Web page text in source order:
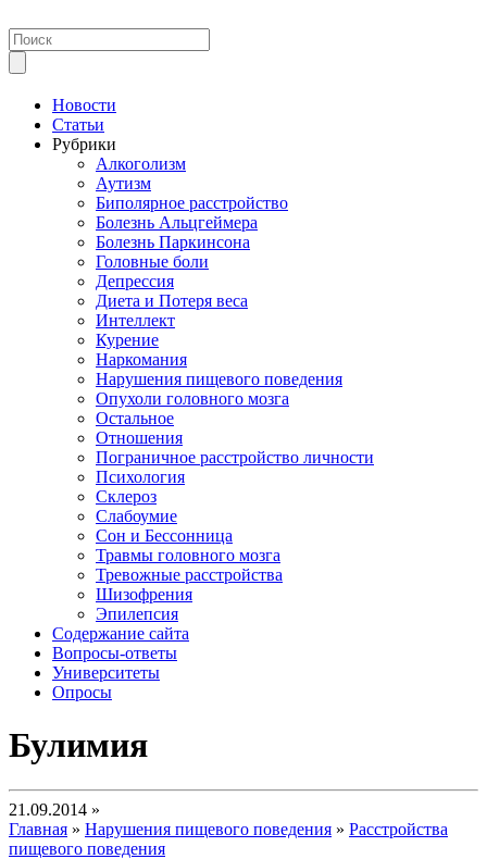
Новости
Статьи
Рубрики
Алкоголизм
Аутизм
Биполярное расстройство
Болезнь Альцгеймера
Болезнь Паркинсона
Головные боли
Депрессия
Диета и Потеря веса
Интеллект
Курение
Наркомания
Нарушения пищевого поведения
Опухоли головного мозга
Остальное
Отношения
Пограничное расстройство личности
Психология
Склероз
Слабоумие
Сон и Бессонница
Травмы головного мозга
Тревожные расстройства
Шизофрения
Эпилепсия
Содержание сайта
Вопросы-ответы
Университеты
Опросы
Булимия
21.09.2014 »
Главная » Нарушения пищевого поведения » Расстройства
пищевого поведения